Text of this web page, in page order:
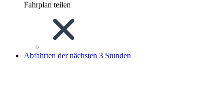
Fahrplan teilen
Abfahrten der nächsten 3 Stunden